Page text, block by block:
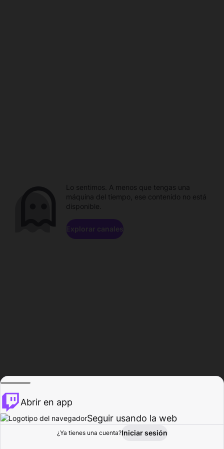
Explorar Actividad
Lo sentimos. A menos que tengas una
máquina del tiempo, ese contenido no está
disponible.
Explorar canales
Abrir en app
Seguir usando la web
¿Ya tienes una cuenta?Iniciar sesión